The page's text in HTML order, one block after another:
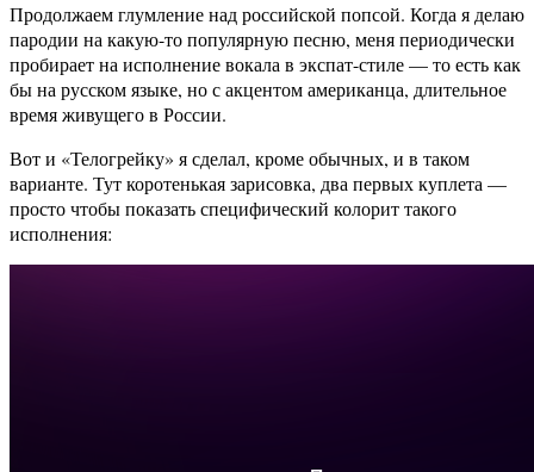
Продолжаем глумление над российской попсой. Когда я делаю
пародии на какую-то популярную песню, меня периодически
пробирает на исполнение вокала в экспат-стиле — то есть как
бы на русском языке, но с акцентом американца, длительное
время живущего в России.
Вот и «Телогрейку» я сделал, кроме обычных, и в таком
варианте. Тут коротенькая зарисовка, два первых куплета —
просто чтобы показать специфический колорит такого
исполнения: